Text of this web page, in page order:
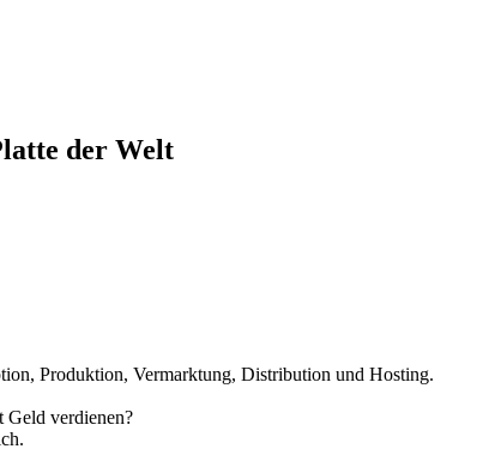
der Welt
Produktion, Vermarktung, Distribution und Hosting.
Geld verdienen?